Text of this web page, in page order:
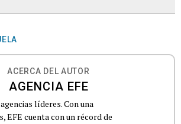
ACERCA DEL AUTOR
AGENCIA EFE
líderes. Con una
EFE cuenta con un récord de